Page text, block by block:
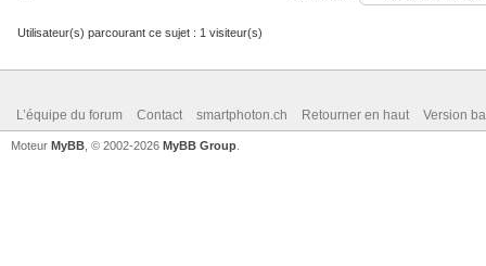
Utilisateur(s) parcourant ce sujet : 1 visiteur(s)
L’équipe du forum Contact smartphoton.ch Retourner en haut Version
Moteur MyBB , © 2002-2026 MyBB Group